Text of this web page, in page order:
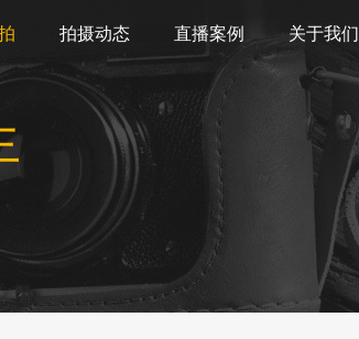
拍摄动态 直播案例 关于我们